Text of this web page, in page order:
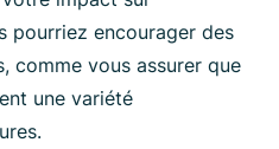
pourriez encourager des
comme vous assurer que
une variété